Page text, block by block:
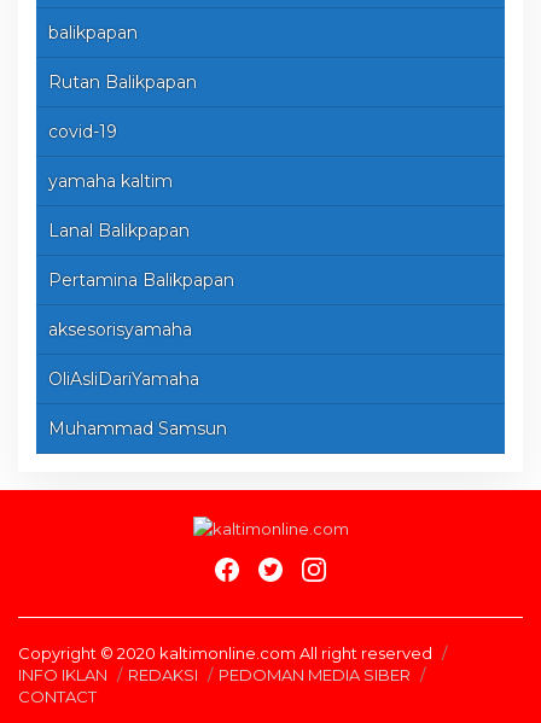
balikpapan
Rutan Balikpapan
covid-19
yamaha kaltim
Lanal Balikpapan
Pertamina Balikpapan
aksesorisyamaha
OliAsliDariYamaha
Muhammad Samsun
Copyright © 2020 kaltimonline.com All right reserved
INFO IKLAN
REDAKSI
PEDOMAN MEDIA SIBER
CONTACT